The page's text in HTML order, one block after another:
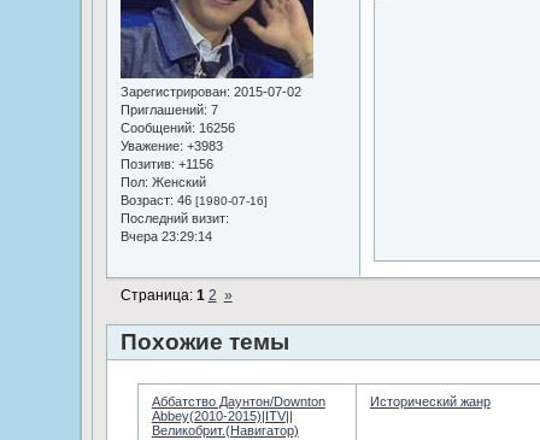
Зарегистрирован: 2015-07-02
Приглашений: 7
Сообщений: 16256
Уважение: +3983
Позитив: +1156
Пол: Женский
Возраст: 46 [1980-07-16]
Последний визит:
Вчера 23:29:14
Страница: 1 2 »
Похожие темы
Аббатство Даунтон/Downton
Abbey(2010-2015)|ITV||
Великобрит.(Навигатор)
Исторический жанр